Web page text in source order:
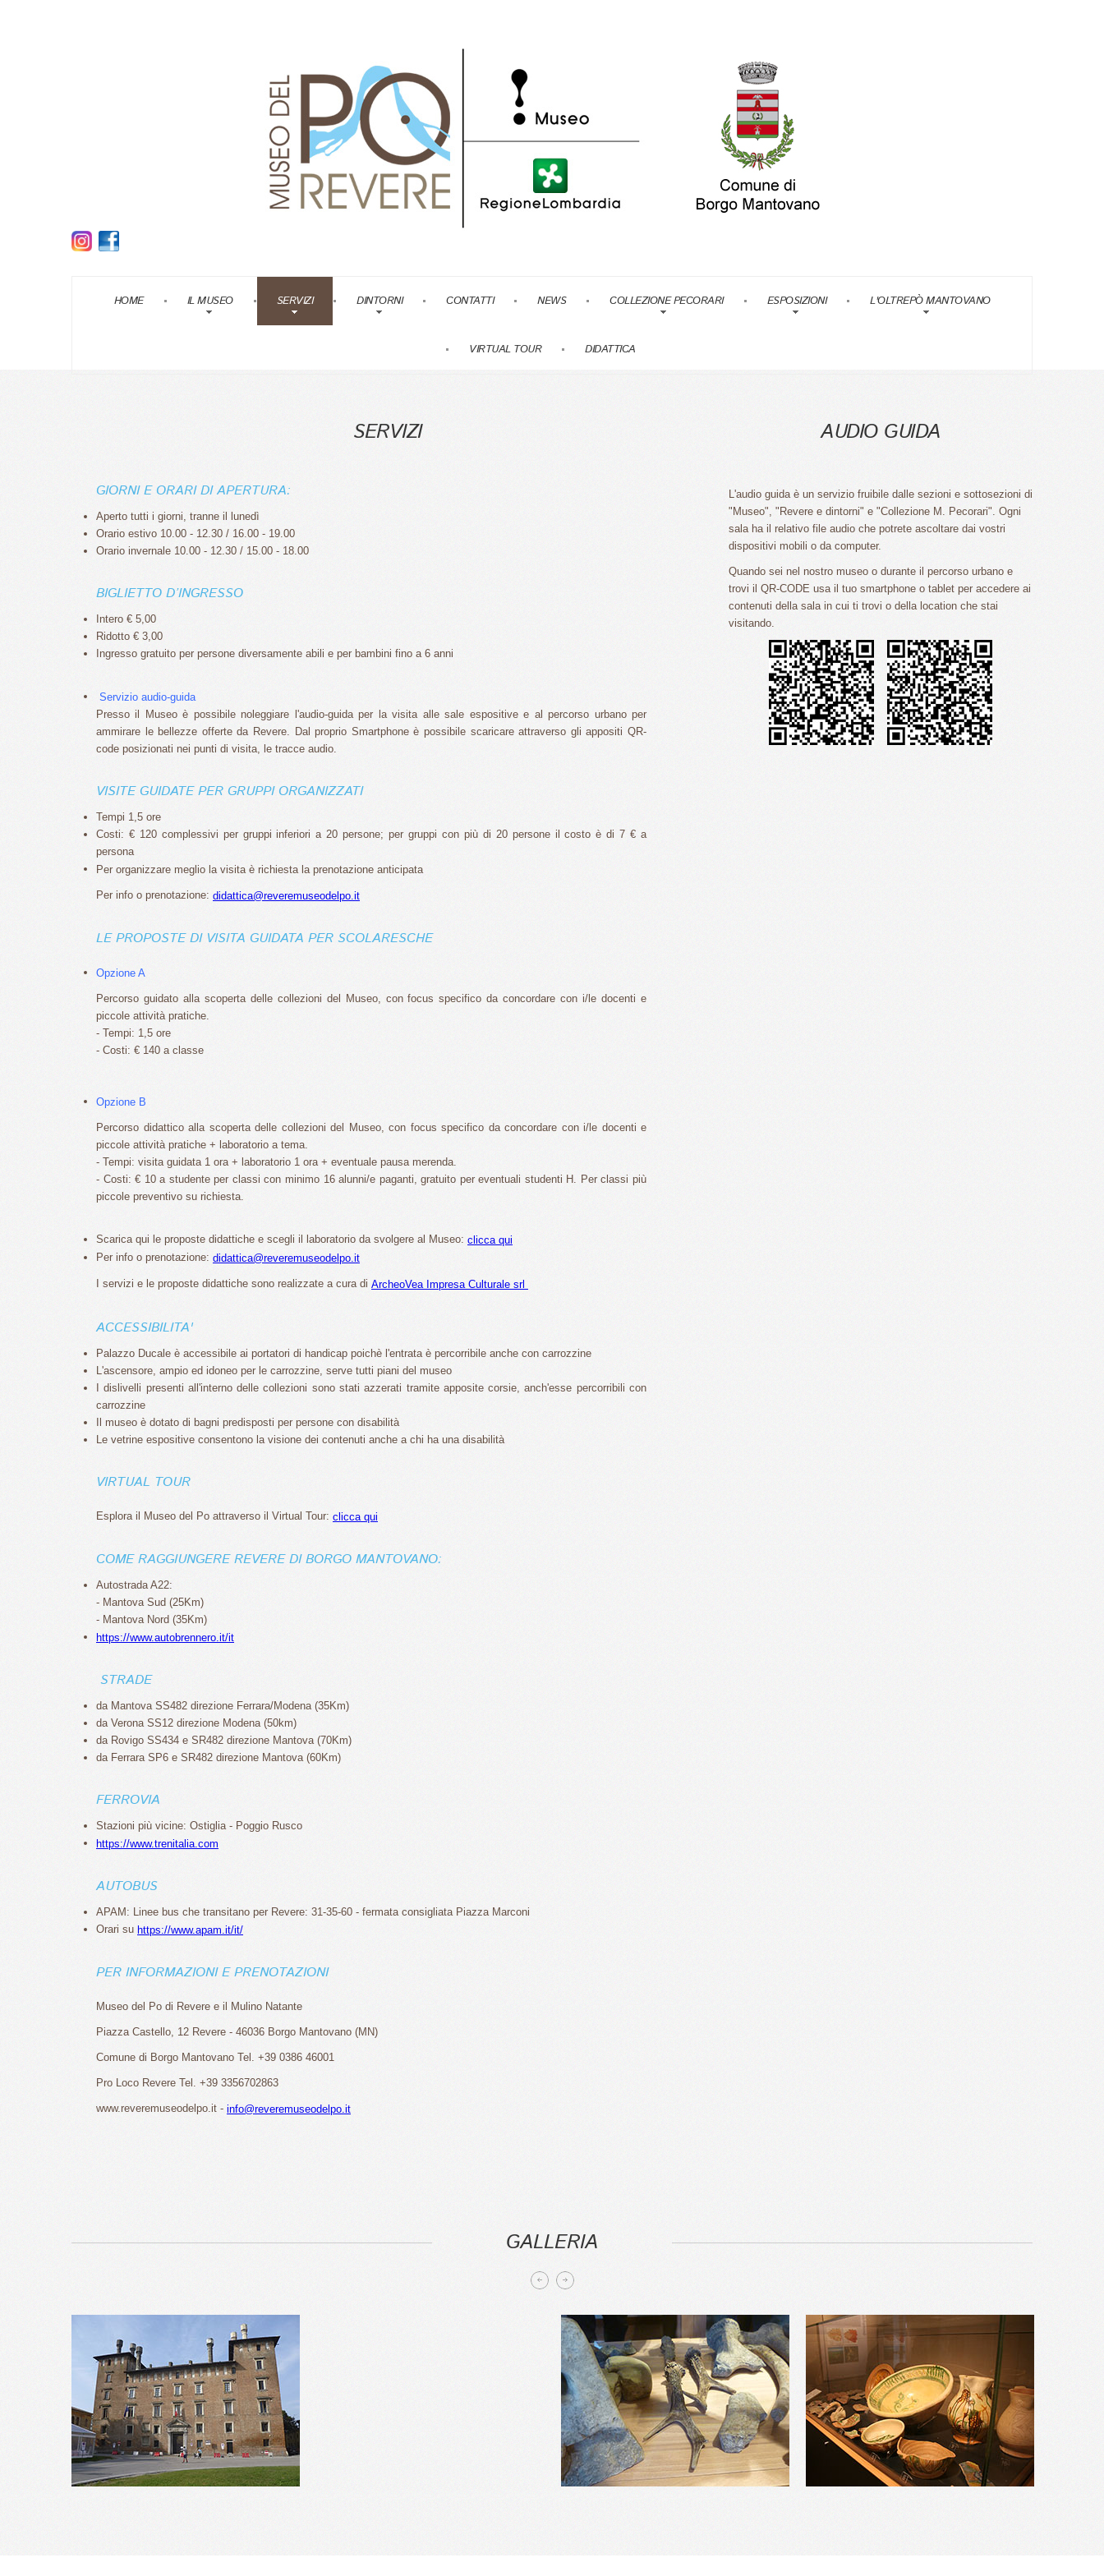
HOME IL MUSEO SERVIZI DINTORNI CONTATTI NEWS COLLEZIONE PECORARI ESPOSIZIONI L'OLTREPÒ MANTOVANO
VIRTUAL TOUR DIDATTICA
SERVIZI
GIORNI E ORARI DI APERTURA:
Aperto tutti i giorni, tranne il lunedì
Orario estivo 10.00 - 12.30 / 16.00 - 19.00
Orario invernale 10.00 - 12.30 / 15.00 - 18.00
BIGLIETTO D’INGRESSO
Intero € 5,00
Ridotto € 3,00
Ingresso gratuito per persone diversamente abili e per bambini fino a 6 anni
Servizio audio-guida
Presso il Museo è possibile noleggiare l'audio-guida per la visita alle sale espositive e al percorso urbano per
ammirare le bellezze offerte da Revere. Dal proprio Smartphone è possibile scaricare attraverso gli appositi QR-
code posizionati nei punti di visita, le tracce audio.
VISITE GUIDATE PER GRUPPI ORGANIZZATI
Tempi 1,5 ore
Costi: € 120 complessivi per gruppi inferiori a 20 persone; per gruppi con più di 20 persone il costo è di 7 € a
persona
Per organizzare meglio la visita è richiesta la prenotazione anticipata
Per info o prenotazione: didattica@reveremuseodelpo.it
LE PROPOSTE DI VISITA GUIDATA PER SCOLARESCHE
Opzione A
Percorso guidato alla scoperta delle collezioni del Museo, con focus specifico da concordare con i/le docenti e
piccole attività pratiche.
- Tempi: 1,5 ore
- Costi: € 140 a classe
Opzione B
Percorso didattico alla scoperta delle collezioni del Museo, con focus specifico da concordare con i/le docenti e
piccole attività pratiche + laboratorio a tema.
- Tempi: visita guidata 1 ora + laboratorio 1 ora + eventuale pausa merenda.
- Costi: € 10 a studente per classi con minimo 16 alunni/e paganti, gratuito per eventuali studenti H. Per classi più
piccole preventivo su richiesta.
Scarica qui le proposte didattiche e scegli il laboratorio da svolgere al Museo: clicca qui
Per info o prenotazione: didattica@reveremuseodelpo.it
I servizi e le proposte didattiche sono realizzate a cura di ArcheoVea Impresa Culturale srl
ACCESSIBILITA'
Palazzo Ducale è accessibile ai portatori di handicap poichè l'entrata è percorribile anche con carrozzine
L'ascensore, ampio ed idoneo per le carrozzine, serve tutti piani del museo
I dislivelli presenti all'interno delle collezioni sono stati azzerati tramite apposite corsie, anch'esse percorribili con
carrozzine
Il museo è dotato di bagni predisposti per persone con disabilità
Le vetrine espositive consentono la visione dei contenuti anche a chi ha una disabilità
VIRTUAL TOUR
Esplora il Museo del Po attraverso il Virtual Tour: clicca qui
COME RAGGIUNGERE REVERE DI BORGO MANTOVANO:
Autostrada A22:
- Mantova Sud (25Km)
- Mantova Nord (35Km)
https://www.autobrennero.it/it
STRADE
da Mantova SS482 direzione Ferrara/Modena (35Km)
da Verona SS12 direzione Modena (50km)
da Rovigo SS434 e SR482 direzione Mantova (70Km)
da Ferrara SP6 e SR482 direzione Mantova (60Km)
FERROVIA
Stazioni più vicine: Ostiglia - Poggio Rusco
https://www.trenitalia.com
AUTOBUS
APAM: Linee bus che transitano per Revere: 31-35-60 - fermata consigliata Piazza Marconi
Orari su https://www.apam.it/it/
PER INFORMAZIONI E PRENOTAZIONI
Museo del Po di Revere e il Mulino Natante
Piazza Castello, 12 Revere - 46036 Borgo Mantovano (MN)
Comune di Borgo Mantovano Tel. +39 0386 46001
Pro Loco Revere Tel. +39 3356702863
www.reveremuseodelpo.it - info@reveremuseodelpo.it
AUDIO GUIDA
L'audio guida è un servizio fruibile dalle sezioni e sottosezioni di
"Museo", "Revere e dintorni" e "Collezione M. Pecorari". Ogni
sala ha il relativo file audio che potrete ascoltare dai vostri
dispositivi mobili o da computer.
Quando sei nel nostro museo o durante il percorso urbano e
trovi il QR-CODE usa il tuo smartphone o tablet per accedere ai
contenuti della sala in cui ti trovi o della location che stai
visitando.
GALLERIA